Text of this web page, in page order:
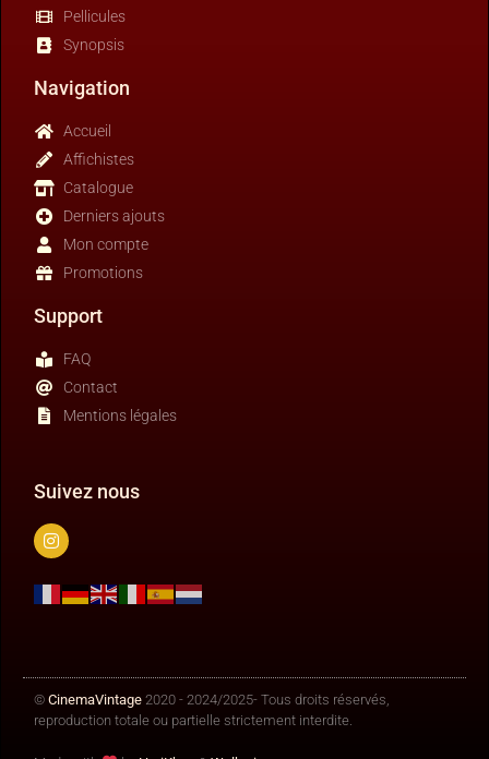
Pellicules
Synopsis
Navigation
Accueil
Affichistes
Catalogue
Derniers ajouts
Mon compte
Promotions
Support
FAQ
Contact
Mentions légales
Suivez nous
© CinemaVintage 2020 - 2024/2025- Tous droits réservés,
reproduction totale ou partielle strictement interdite.